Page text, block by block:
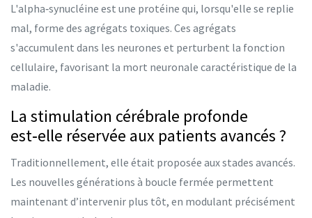
L'alpha‑synucléine est une protéine qui, lorsqu'elle se replie
mal, forme des agrégats toxiques. Ces agrégats
s'accumulent dans les neurones et perturbent la fonction
cellulaire, favorisant la mort neuronale caractéristique de la
maladie.
La stimulation cérébrale profonde
est‑elle réservée aux patients avancés ?
Traditionnellement, elle était proposée aux stades avancés.
Les nouvelles générations à boucle fermée permettent
maintenant d’intervenir plus tôt, en modulant précisément